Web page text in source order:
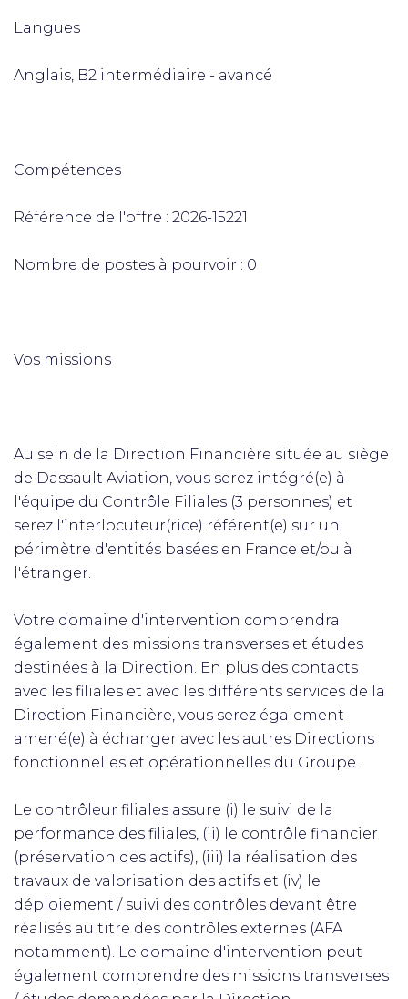
Langues
Anglais, B2 intermédiaire - avancé
Compétences
Référence de l'offre : 2026-15221
Nombre de postes à pourvoir : 0
Vos missions
Au sein de la Direction Financière située au siège
de Dassault Aviation, vous serez intégré(e) à
l'équipe du Contrôle Filiales (3 personnes) et
serez l'interlocuteur(rice) référent(e) sur un
périmètre d'entités basées en France et/ou à
l'étranger.
Votre domaine d'intervention comprendra
également des missions transverses et études
destinées à la Direction. En plus des contacts
avec les filiales et avec les différents services de la
Direction Financière, vous serez également
amené(e) à échanger avec les autres Directions
fonctionnelles et opérationnelles du Groupe.
Le contrôleur filiales assure (i) le suivi de la
performance des filiales, (ii) le contrôle financier
(préservation des actifs), (iii) la réalisation des
travaux de valorisation des actifs et (iv) le
déploiement / suivi des contrôles devant être
réalisés au titre des contrôles externes (AFA
notamment). Le domaine d'intervention peut
également comprendre des missions transverses